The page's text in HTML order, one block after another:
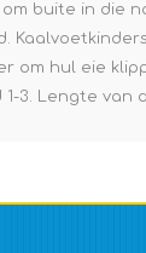
buite in die
om hul eie
1-3. Lengte van